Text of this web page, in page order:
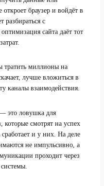
браузер и войдёт в
разбираться с
сайта даёт тот
тратить миллионы на
лучше вложиться в
каналы взаимодействия.
это ловушка для
которые смотрят на успех
и у них. На деле
не импульсивно, а
проходит через